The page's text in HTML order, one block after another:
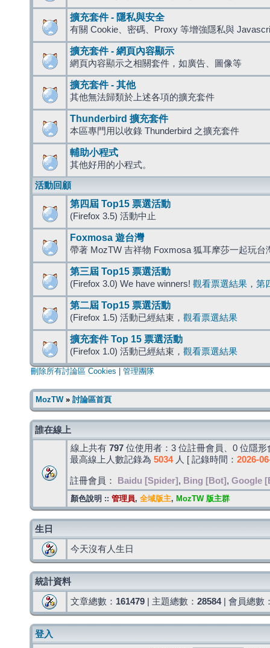
擴充套件 - 隱私與安全
有關 Cookie、密碼、Proxy 等增強隱私與
擴充套件 - 網頁內容顯示
網頁內容顯示之相關套件，如廣告、圖像等
擴充套件 - 其他
其他無法歸類於上述各項的擴充套件
Thunderbird 擴充套件
本區專門用以收錄 Thunderbird 之擴充套件
輔助小程式
其他好用的小程式。
活動回顧
第四屆 Top15 票選活動
(Firefox 3.5) 活動中止
Foxmosa 遊台灣
帶著 MozTW 吉祥物 Foxmosa 狐耳摩莎一起玩台
第三屆 Top15 票選活動
(Firefox 3.0) We have winners! 觀看票選結果 ， 第
第二屆 Top15 票選活動
(Firefox 1.5) 活動已經結束， 觀看票選結果
擴充套件 Top 15 票選活動
(Firefox 1.0) 活動已經結束， 觀看票選結果
刪除所有討論區 Cookies 管理團隊
MozTW» 討論區首頁
誰在線上
線上共有 797 位使用者：3 位註冊會員、0 位隱
最高線上人數記錄為 5034人 [ 記錄時間： 2026-
註冊會員： Baidu [Spider] , Bing [Bot] , Google
顏色說明 :: 管理員, 全域版主, MozTW 版主群
生日
今天沒有人生日
統計資料
文章總數： 161479 | 主題總數： 28584| 會員總數
登入